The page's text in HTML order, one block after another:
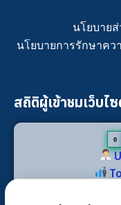
นโยบาย
นโยบายการรักษาค
สถิติผู้เข้าชมเว็บไ
0